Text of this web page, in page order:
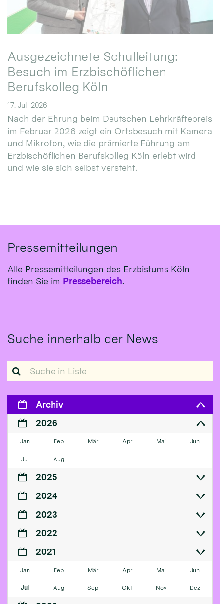
Ausgezeichnete Schulleitung:
Besuch im Erzbischöflichen
Berufskolleg Köln
17. Juli 2026
Nach der Ehrung beim Deutschen Lehrkräftepreis
im Februar 2026 zeigt ein Ortsbesuch mit Kamera
und Mikrofon, wie die prämierte Führung am
Erzbischöflichen Berufskolleg Köln erlebt wird
und wie sie sich selbst versteht.
Pressemitteilungen
Alle Pressemitteilungen des Erzbistums Köln
finden Sie im Pressebereich.
Suche innerhalb der News
Suche in Liste
Archiv
2026
Jan Feb Mär Apr Mai Jun
Jul Aug
2025
2024
2023
2022
2021
Jan Feb Mär Apr Mai Jun
Jul Aug Sep Okt Nov Dez